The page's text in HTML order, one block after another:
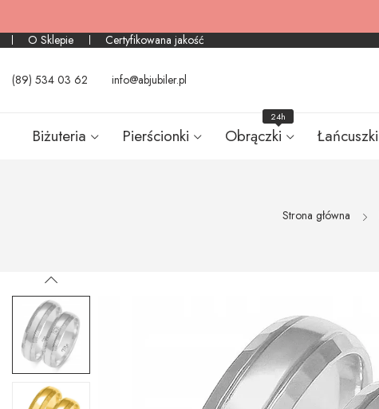
O Sklepie
Certyfikowana jakość
(89) 534 03 62 info@abjubiler.pl
Biżuteria Pierścionki Obrączki
24h
Łańcuszki
Strona główna